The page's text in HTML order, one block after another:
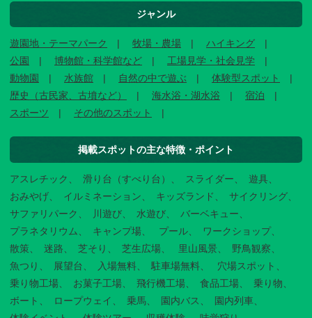
ジャンル
遊園地・テーマパーク 牧場・農場
ハイキング
公園
博物館・科学館など
工場見学・社会見学
動物園
水族館 自然の中で遊ぶ
体験型スポット
歴史（古民家、古墳など）
海水浴・湖水浴
宿泊
スポーツ
その他のスポット
掲載スポットの主な特徴・ポイント
アスレチック 滑り台（すべり台） スライダー
遊具
おみやげ
イルミネーション キッズランド
サイクリング
サファリパーク
川遊び 水遊び
バーベキュー
プラネタリウム
キャンプ場 プール
ワークショップ
散策
迷路 芝そり 芝生広場 里山風景
野鳥観察
魚つり
展望台 入場無料 駐車場無料
穴場スポット
乗り物工場
お菓子工場 飛行機工場 食品工場
乗り物
ボート
ロープウェイ 乗馬 園内バス
園内列車